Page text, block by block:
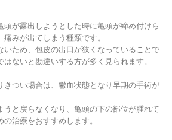
頭が露出しようとした時に亀頭が締め付けら
みが出てしまう種類です。
いため、包皮の出口が狭くなっていることで
ないと勘違いする方が多く見られます。
きつい場合は、鬱血状態となり早期の手術が
うと戻らなくなり、亀頭の下の部位が腫れて
治療をおすすめします。